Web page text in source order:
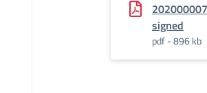
signed
pdf - 896 kb